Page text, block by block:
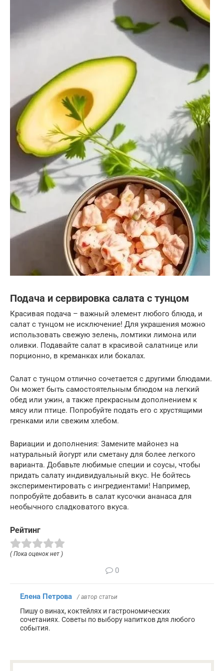
Подача и сервировка салата с тунцом
Красивая подача – важный элемент любого блюда, и
салат с тунцом не исключение! Для украшения можно
использовать свежую зелень, ломтики лимона или
оливки. Подавайте салат в красивой салатнице или
порционно, в креманках или бокалах.
Салат с тунцом отлично сочетается с другими блюдами.
Он может быть самостоятельным блюдом на легкий
обед или ужин, а также прекрасным дополнением к
мясу или птице. Попробуйте подать его с хрустящими
гренками или свежим хлебом.
Вариации и дополнения: Замените майонез на
натуральный йогурт или сметану для более легкого
варианта. Добавьте любимые специи и соусы, чтобы
придать салату индивидуальный вкус. Не бойтесь
экспериментировать с ингредиентами! Например,
попробуйте добавить в салат кусочки ананаса для
необычного сладковатого вкуса.
Рейтинг
( Пока оценок нет )
0
Елена Петрова / автор статьи
Пишу о винах, коктейлях и гастрономических
сочетаниях. Советы по выбору напитков для любого
события.